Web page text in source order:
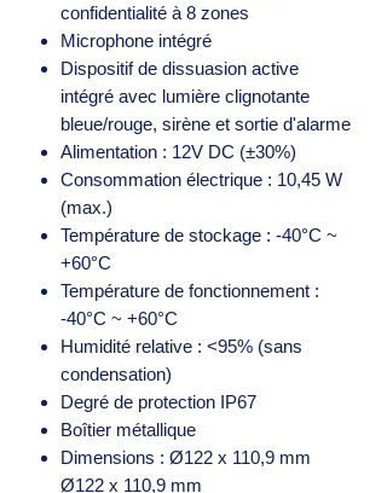
confidentialité à 8 zones
Microphone intégré
Dispositif de dissuasion active
intégré avec lumière clignotante
bleue/rouge, sirène et sortie d'alarme
Alimentation : 12V DC (±30%)
Consommation électrique : 10,45 W
(max.)
Température de stockage : -40°C ~
+60°C
Température de fonctionnement :
-40°C ~ +60°C
Humidité relative : <95% (sans
condensation)
Degré de protection IP67
Boîtier métallique
Dimensions : Ø122 x 110,9 mm
Ø122 x 110,9 mm